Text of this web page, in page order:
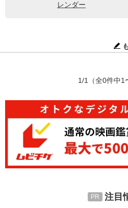
レンダー
1/1 （全0件中1
注目